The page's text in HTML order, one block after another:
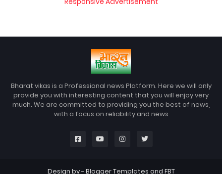
Bharat vikas is a Professional news Platform. Here we will only
provide you with interesting content that you will enjoy very
much. We are committed to providing you the best of news,
with a focus on reliability and news
Design by - Blogger Templates and FBT